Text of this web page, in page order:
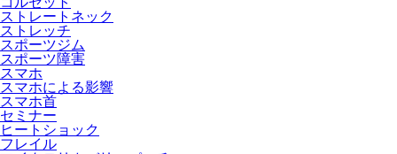
ストレートネック
ストレッチ
スポーツジム
スポーツ障害
スマホ
スマホによる影響
スマホ首
セミナー
ヒートショック
フレイル